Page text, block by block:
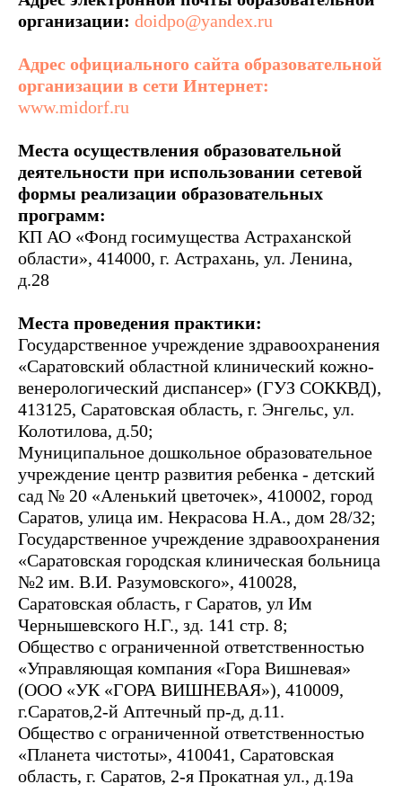
организации: doidpo@yandex.ru
Адрес официального сайта образовательной
организации в сети Интернет:
www.midorf.ru
Места осуществления образовательной
деятельности при использовании сетевой
формы реализации образовательных
программ:
КП АО «Фонд госимущества Астраханской
области», 414000, г. Астрахань, ул. Ленина,
д.28
Места проведения практики:
Государственное учреждение здравоохранения
«Саратовский областной клинический кожно-
венерологический диспансер» (ГУЗ СОККВД),
413125, Саратовская область, г. Энгельс, ул.
Колотилова, д.50;
Муниципальное дошкольное образовательное
учреждение центр развития ребенка - детский
сад № 20 «Аленький цветочек», 410002, город
Саратов, улица им. Некрасова Н.А., дом 28/32;
Государственное учреждение здравоохранения
«Саратовская городская клиническая больница
№2 им. В.И. Разумовского», 410028,
Саратовская область, г Саратов, ул Им
Чернышевского Н.Г., зд. 141 стр. 8;
Общество с ограниченной ответственностью
«Управляющая компания «Гора Вишневая»
(ООО «УК «ГОРА ВИШНЕВАЯ»), 410009,
г.Саратов,2-й Аптечный пр-д, д.11.
Общество с ограниченной ответственностью
«Планета чистоты», 410041, Саратовская
область, г. Саратов, 2-я Прокатная ул., д.19а